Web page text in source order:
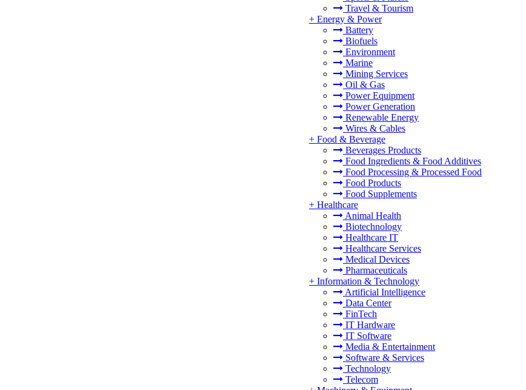
Travel & Tourism
+ Energy & Power
Battery
Biofuels
Environment
Marine
Mining Services
Oil & Gas
Power Equipment
Power Generation
Renewable Energy
Wires & Cables
+ Food & Beverage
Beverages Products
Food Ingredients & Food Additives
Food Processing & Processed Food
Food Products
Food Supplements
+ Healthcare
Animal Health
Biotechnology
Healthcare IT
Healthcare Services
Medical Devices
Pharmaceuticals
+ Information & Technology
Artificial Intelligence
Data Center
FinTech
IT Hardware
IT Software
Media & Entertainment
Software & Services
Technology
Telecom